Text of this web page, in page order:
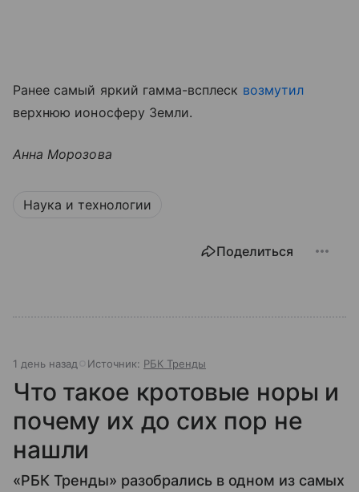
Ранее самый яркий гамма-всплеск возмутил
верхнюю ионосферу Земли.
Анна Морозова
Наука и технологии
Поделиться
1 день назад Источник: РБК Тренды
Что такое кротовые норы и
почему их до сих пор не
нашли
«РБК Тренды» разобрались в одном из самых